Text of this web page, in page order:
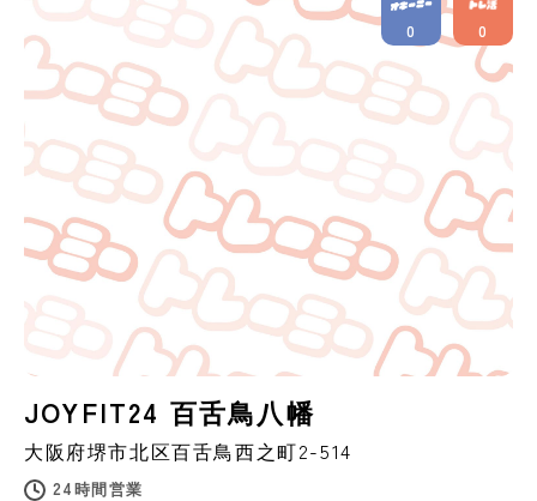
JOYFIT24 百舌鳥八幡
大阪府堺市北区百舌鳥西之町2-514
24時間営業
0 0